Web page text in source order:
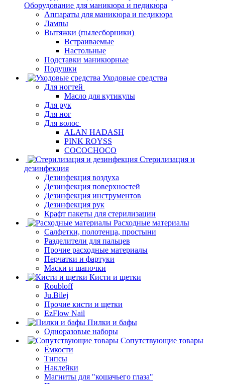
Оборудование для маникюра и педикюра
Аппараты для маникюра и педикюра
Лампы
Вытяжки (пылесборники)
Встраиваемые
Настольные
Подставки маникюрные
Подушки
Уходовые средства
Для ногтей
Масло для кутикулы
Для рук
Для ног
Для волос
ALAN HADASH
PINK ROYSS
COCOCHOCO
Стерилизация и
дезинфекция
Дезинфекция воздуха
Дезинфекция поверхностей
Дезинфекция инструментов
Дезинфекция рук
Крафт пакеты для стерилизации
Расходные материалы
Салфетки, полотенца, простыни
Разделители для пальцев
Прочие расходные материалы
Перчатки и фартуки
Маски и шапочки
Кисти и щетки
Roubloff
Ju.Bilej
Прочие кисти и щетки
EzFlow Nail
Пилки и бафы
Одноразовые наборы
Сопутствующие товары
Ёмкости
Типсы
Наклейки
Магниты для "кошачьего глаза"